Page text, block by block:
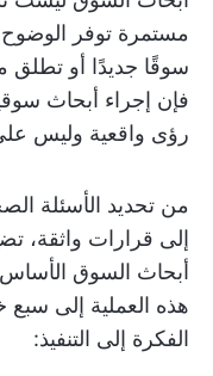
مستمرة توفر
سوقًا جديدًا أو تطلق
فإن إجراء أبحاث
رؤى واقعية وليس
من تحديد الأسئلة
إلى قرارات
أبحاث السوق الأساس
هذه العملية إلى
الفكرة إلى التنفيذ: